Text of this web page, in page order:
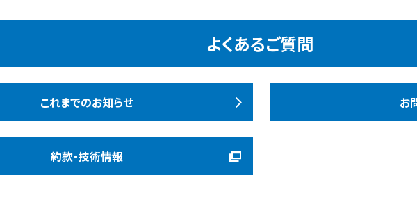
よくあるご質問
これまでのお知らせ お
約款・技術情報